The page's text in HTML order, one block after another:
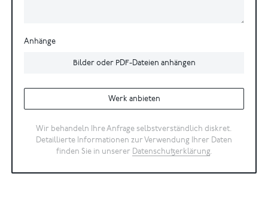
Anhänge
Bilder oder PDF-Dateien anhängen
Werk anbieten
Wir behandeln Ihre Anfrage selbstverständlich diskret.
Detaillierte Informationen zur Verwendung Ihrer Daten
finden Sie in unserer Datenschutzerklärung.